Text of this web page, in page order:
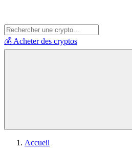
💰 Acheter des cryptos
Accueil